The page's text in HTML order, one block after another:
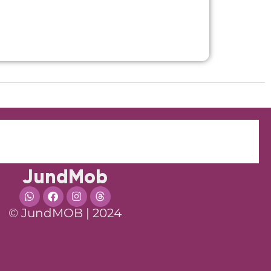
JundMob
© JundMOB | 2024